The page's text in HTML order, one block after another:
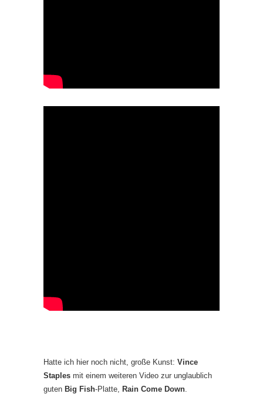
Hatte ich hier noch nicht, große Kunst: Vince
Staples mit einem weiteren Video zur unglaublich
guten Big Fish-Platte, Rain Come Down.